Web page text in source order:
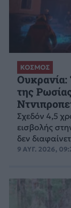
ΚΟΣΜΟΣ
Ουκρανία:
της
Σχεδόν 4,5
εισβολής
δεν
9 ΑΥΓ. 2026,